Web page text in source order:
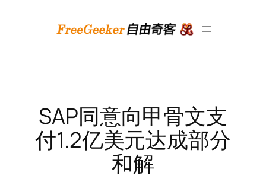
SAP同意向甲骨文支
付1.2亿美元达成部分
和解